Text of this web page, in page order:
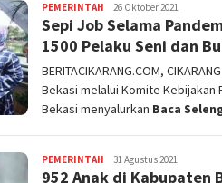
PEMERINTAH admin
26 Oktober 2021
Sepi Job Selama
1500 Pelaku Seni dan
BERITACIKARANG.COM,
Bekasi melalui Komite Kebijakan
Bekasi menyalurkan Baca
PEMERINTAH admin
31 Agustus 2021
952 Anak di Kabupaten